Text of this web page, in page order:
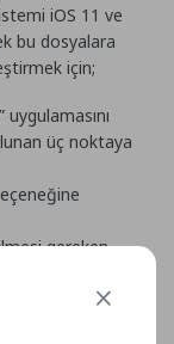
iOS 11 ve
bu dosyalara
için;
üç noktaya
gereken